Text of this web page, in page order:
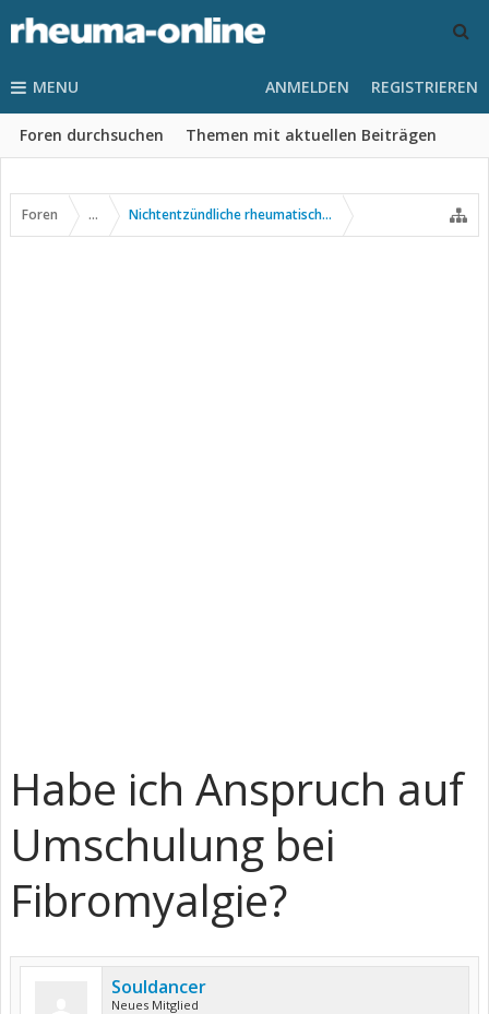
MENU
Foren durchsuchen Themen mit aktuellen Beiträgen
ANMELDEN REGISTRIEREN
Foren ... Nichtentzündliche rheumatische Erkrankungen
Habe ich Anspruch auf
Umschulung bei
Fibromyalgie?
Souldancer
Neues Mitglied